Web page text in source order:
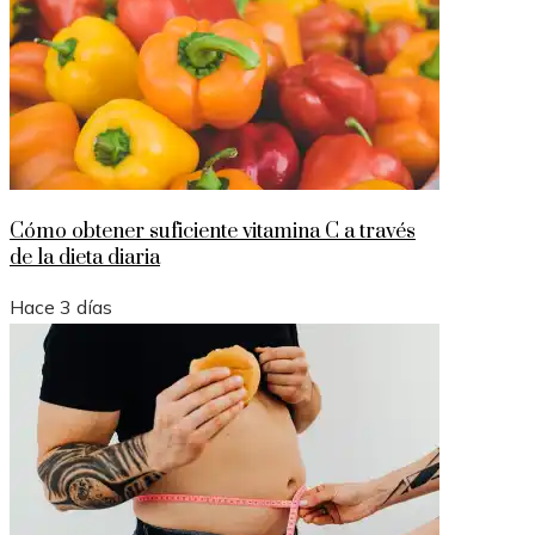
Cómo obtener suficiente vitamina C a través
de la dieta diaria
Hace 3 días